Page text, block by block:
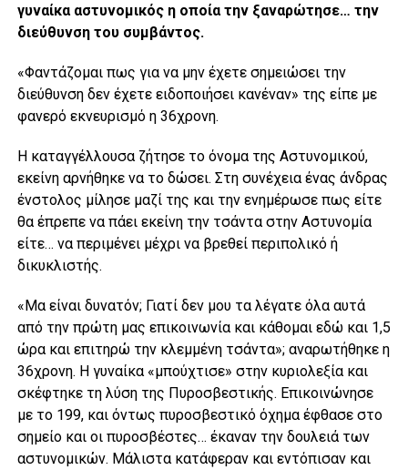
γυναίκα αστυνομικός η οποία την ξαναρώτησε… την
διεύθυνση του συμβάντος.
«Φαντάζομαι πως για να μην έχετε σημειώσει την
διεύθυνση δεν έχετε ειδοποιήσει κανέναν» της είπε με
φανερό εκνευρισμό η 36χρονη.
Η καταγγέλλουσα ζήτησε το όνομα της Αστυνομικού,
εκείνη αρνήθηκε να το δώσει. Στη συνέχεια ένας άνδρας
ένστολος μίλησε μαζί της και την ενημέρωσε πως είτε
θα έπρεπε να πάει εκείνη την τσάντα στην Αστυνομία
είτε… να περιμένει μέχρι να βρεθεί περιπολικό ή
δικυκλιστής.
«Μα είναι δυνατόν; Γιατί δεν μου τα λέγατε όλα αυτά
από την πρώτη μας επικοινωνία και κάθομαι εδώ και 1,5
ώρα και επιτηρώ την κλεμμένη τσάντα»; αναρωτήθηκε η
36χρονη. Η γυναίκα «μπούχτισε» στην κυριολεξία και
σκέφτηκε τη λύση της Πυροσβεστικής. Επικοινώνησε
με το 199, και όντως πυροσβεστικό όχημα έφθασε στο
σημείο και οι πυροσβέστες… έκαναν την δουλειά των
αστυνομικών. Μάλιστα κατάφεραν και εντόπισαν και